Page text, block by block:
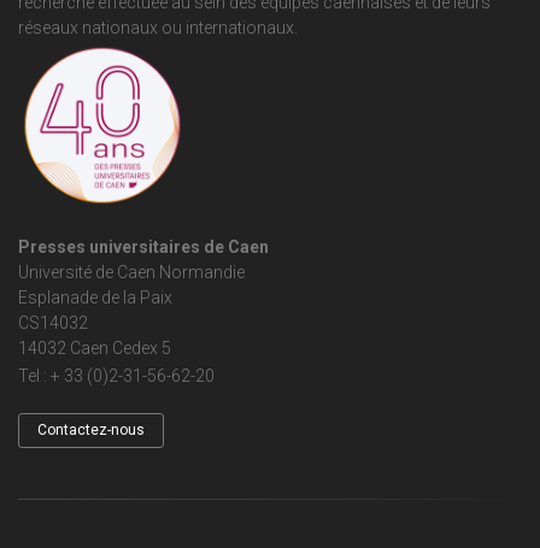
réseaux nationaux ou internationaux.
Presses universitaires de Caen
Université de Caen Normandie
Esplanade de la Paix
CS14032
14032 Caen Cedex 5
Tel : + 33 (0)2-31-56-62-20
Contactez-nous